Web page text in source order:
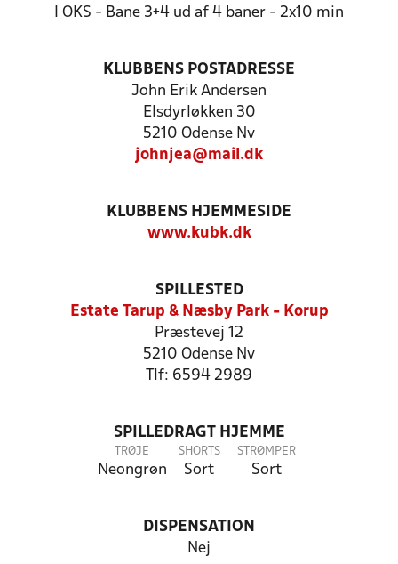
I OKS - Bane 3+4 ud af 4 baner - 2x10 min
KLUBBENS POSTADRESSE
John Erik Andersen
Elsdyrløkken 30
5210 Odense Nv
johnjea@mail.dk
KLUBBENS HJEMMESIDE
www.kubk.dk
SPILLESTED
Estate Tarup & Næsby Park - Korup
Præstevej 12
5210 Odense Nv
Tlf: 6594 2989
SPILLEDRAGT HJEMME
TRØJE
Neongrøn
SHORTS
Sort
STRØMPER
Sort
DISPENSATION
Nej